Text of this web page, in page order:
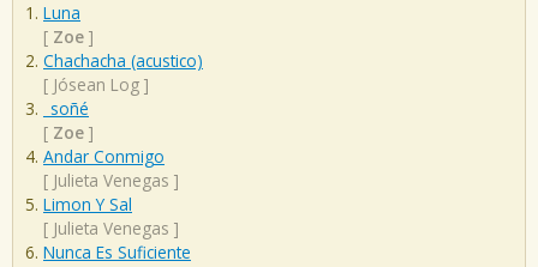
Luna
[ Zoe ]
Chachacha (acustico)
[ Jósean Log ]
_soñé
[ Zoe ]
Andar Conmigo
[ Julieta Venegas ]
Limon Y Sal
[ Julieta Venegas ]
Nunca Es Suficiente